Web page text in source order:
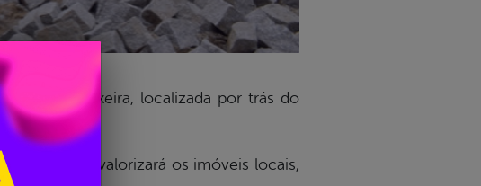
Raul Teixeira, localizada por trás do
A ação valorizará os imóveis locais,